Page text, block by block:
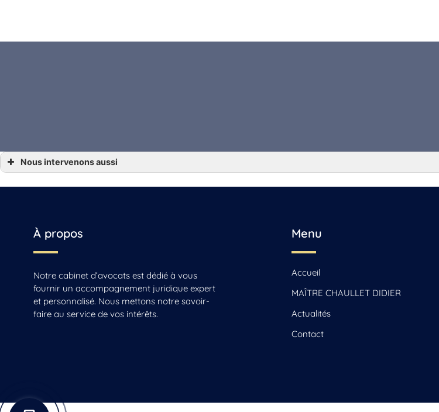
Nous intervenons aussi
… Droit de l’eau de vie Reignac
… Droit de l’eau de vie Sonnac
À propos
Notre cabinet d’avocats est dédié à vous
fournir un accompagnement juridique expert
et personnalisé. Nous mettons notre savoir-
faire au service de vos intérêts.
Menu
Accueil
MAÎTRE CHAULLET DIDIER
Actualités
Contact